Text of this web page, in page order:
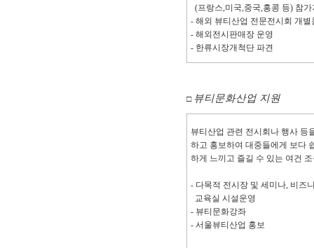
(프랑스,미국,중국,홍콩 등) 참가
- 해외 뷰티산업 전문전시회 개별
- 해외전시판매장 운영
- 한류시장개척단 파견
□ 뷰티문화산업 지원
뷰티산업 관련 전시회나 행사 등
하고 홍보하여 대중들에게 보다
하게 느끼고 즐길 수 있는 여건 조
- 다목적 전시장 및 세미나, 비즈
교육실 시설운영
- 뷰티문화강좌
- 서울뷰티산업 홍보